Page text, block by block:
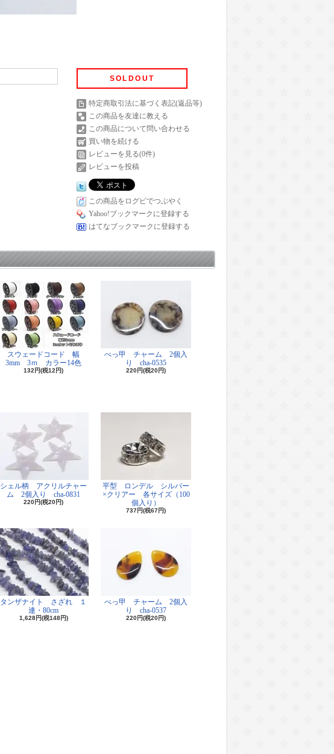
SOLDOUT
特定商取引法に基づく表記(返品等)
この商品を友達に教える
この商品について問い合わせる
買い物を続ける
レビューを見る(0件)
レビューを投稿
この商品をログピでつぶやく
Yahoo!ブックマークに登録する
はてなブックマークに登録する
スウェードコード 幅
3mm 3ｍ カラー14色
132円(税12円)
べっ甲 チャーム 2個入
り cha-0535
220円(税20円)
シェル柄 アクリルチャー
ム 2個入り cha-0831
220円(税20円)
平型 ロンデル シルバー
×クリアー 各サイズ（100
個入り）
737円(税67円)
タンザナイト さざれ １
連・80cm
1,628円(税148円)
べっ甲 チャーム 2個入
り cha-0537
220円(税20円)